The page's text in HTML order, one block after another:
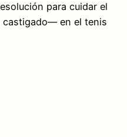
para cuidar el
en el tenis